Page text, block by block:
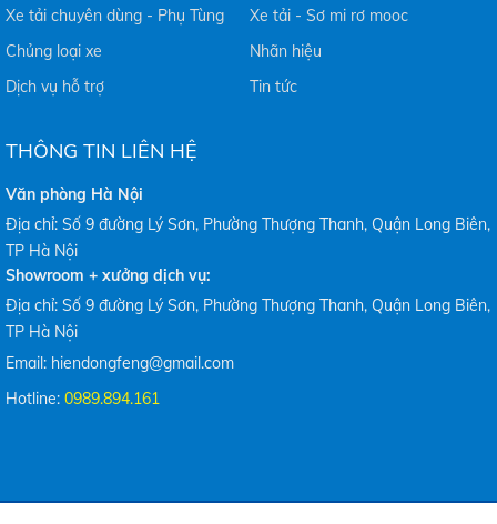
Xe tải chuyên dùng - Phụ Tùng
Xe tải - Sơ mi rơ mooc
Chủng loại xe
Nhãn hiệu
Dịch vụ hỗ trợ
Tin tức
THÔNG TIN LIÊN HỆ
Văn phòng Hà Nội
Địa chỉ: Số 9 đường Lý Sơn, Phường Thượng Thanh, Quận Long Biên,
TP Hà Nội
Showroom + xưởng dịch vụ:
Địa chỉ: Số 9 đường Lý Sơn, Phường Thượng Thanh, Quận Long Biên,
TP Hà Nội
Email: hiendongfeng@gmail.com
Hotline: 0989.894.161